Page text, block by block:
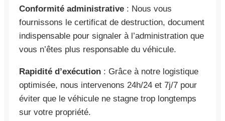
Conformité administrative : Nous vous
fournissons le certificat de destruction, document
indispensable pour signaler à l’administration que
vous n’êtes plus responsable du véhicule.
Rapidité d’exécution : Grâce à notre logistique
optimisée, nous intervenons 24h/24 et 7j/7 pour
éviter que le véhicule ne stagne trop longtemps
sur votre propriété.